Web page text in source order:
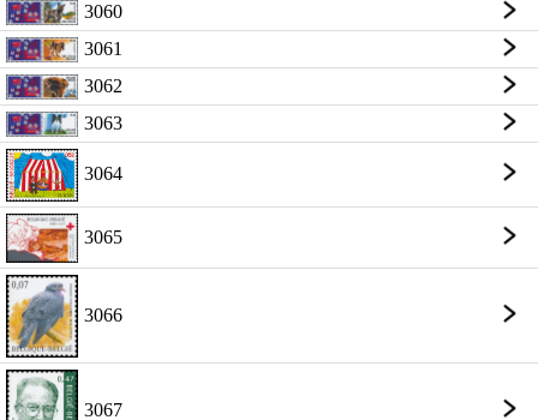
3060
3061
3062
3063
3064
3065
3066
3067